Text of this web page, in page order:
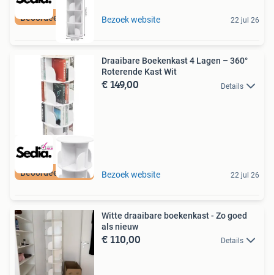
Beoordeeld met 9+ Bezoek website 22 jul 26
Beoordeeld met 9+
Draaibare Boekenkast 4 Lagen – 360°
Roterende Kast Wit
€ 149,00 Details
Bezoek website 22 jul 26
Witte draaibare boekenkast - Zo goed
als nieuw
€ 110,00 Details